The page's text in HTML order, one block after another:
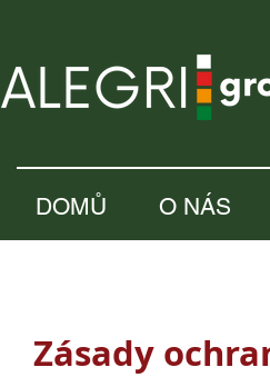
DOMŮ O NÁS
Zásady